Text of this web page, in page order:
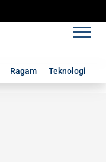
Ragam Teknologi